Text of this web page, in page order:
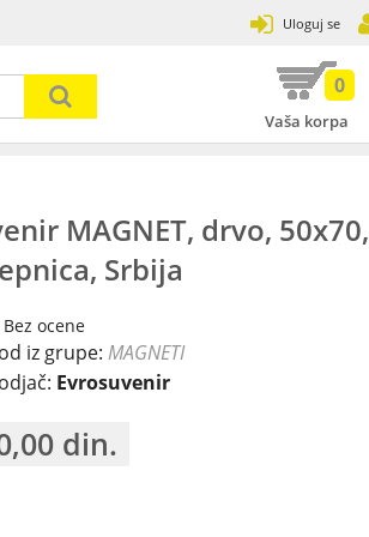
Uloguj se
Prijavi seVaša korpa
0
120
2
89 17
4
MAGNET, drvo, 50x70,
Srbija
ocene
iz grupe: MAGNETI
Evrosuvenir
din.